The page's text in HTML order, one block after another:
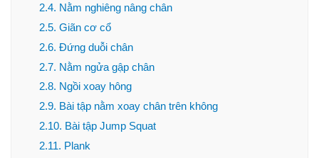
2.4. Nằm nghiêng nâng chân
2.5. Giãn cơ cổ
2.6. Đứng duỗi chân
2.7. Nằm ngửa gập chân
2.8. Ngồi xoay hông
2.9. Bài tập nằm xoay chân trên không
2.10. Bài tập Jump Squat
2.11. Plank